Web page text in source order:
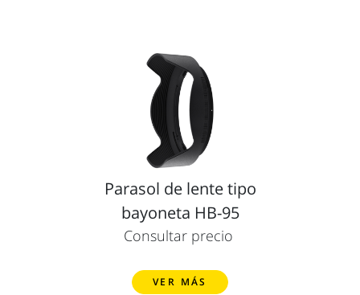
Parasol de lente tipo
bayoneta HB-95
Consultar precio
VER MÁS